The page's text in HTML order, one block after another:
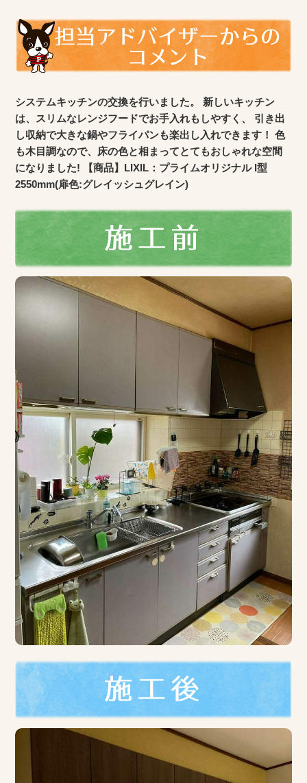
システムキッチンの交換を行いました。 新しいキッチン
は、スリムなレンジフードでお手入れもしやすく、 引き出
し収納で大きな鍋やフライパンも楽出し入れできます！ 色
も木目調なので、床の色と相まってとてもおしゃれな空間
になりました! 【商品】LIXIL：プライムオリジナル I型
2550mm(扉色:グレイッシュグレイン)